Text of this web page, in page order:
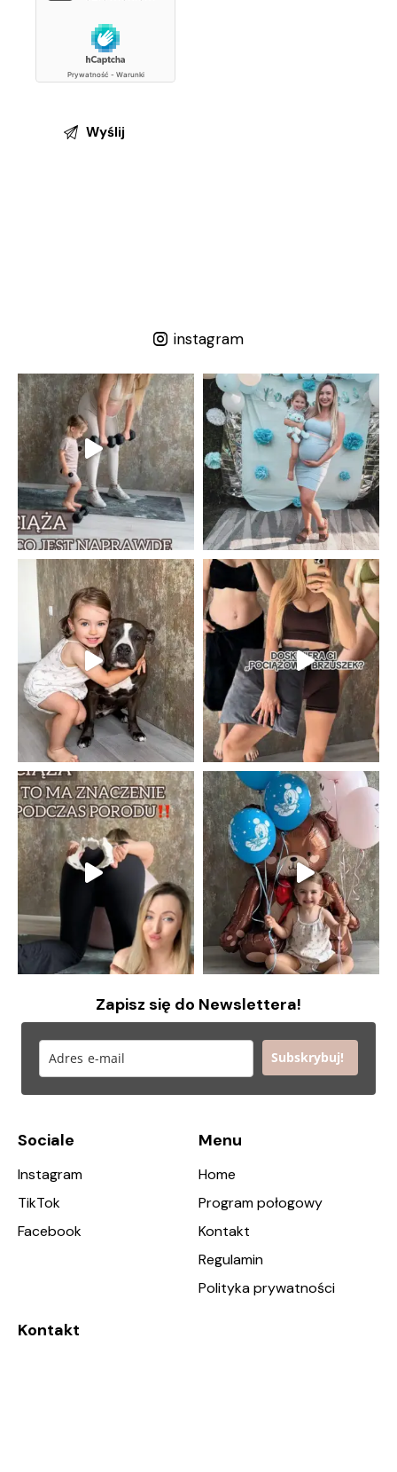
instagram
Zapisz się do Newslettera!
Subskrybuj!
Sociale
Instagram
TikTok
Facebook
Menu
Home
Program połogowy
Kontakt
Regulamin
Polityka prywatności
Kontakt